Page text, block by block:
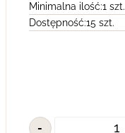
Minimalna ilość:1 szt.
Dostępność:15 szt.
-